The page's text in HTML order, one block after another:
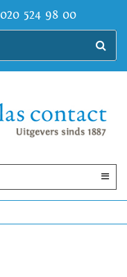
020 524 98 00